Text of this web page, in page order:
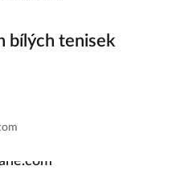
bílých tenisek